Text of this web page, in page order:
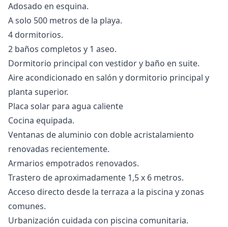
Adosado en esquina.
A solo 500 metros de la playa.
4 dormitorios.
2 baños completos y 1 aseo.
Dormitorio principal con vestidor y baño en suite.
Aire acondicionado en salón y dormitorio principal y
planta superior.
Placa solar para agua caliente
Cocina equipada.
Ventanas de aluminio con doble acristalamiento
renovadas recientemente.
Armarios empotrados renovados.
Trastero de aproximadamente 1,5 x 6 metros.
Acceso directo desde la terraza a la piscina y zonas
comunes.
Urbanización cuidada con piscina comunitaria.